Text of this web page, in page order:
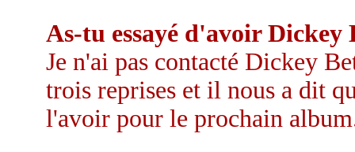
As-tu essayé d'avoir Dickey
Je n'ai pas contacté Dickey
trois reprises et il nous a dit
l'avoir pour le prochain